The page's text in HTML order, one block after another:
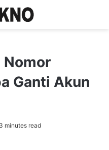
Nomor
Ganti Akun
3 minutes read